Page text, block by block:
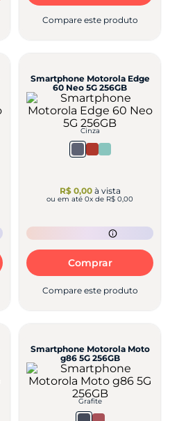
Compare este produto
Smartphone Motorola Edge
60 Neo 5G 256GB
Cinza
R$ 0,00à vista
ou em até 0x de R$ 0,00
Comprar
Compare este produto
Smartphone Motorola Moto
g86 5G 256GB
Grafite